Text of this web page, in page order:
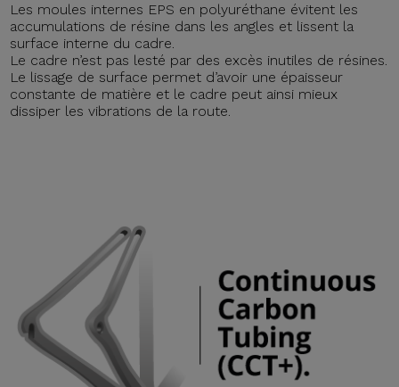
Les moules internes EPS en polyuréthane évitent les
accumulations de résine dans les angles et lissent la
surface interne du cadre.
Le cadre n’est pas lesté par des excès inutiles de résines.
Le lissage de surface permet d’avoir une épaisseur
constante de matière et le cadre peut ainsi mieux
dissiper les vibrations de la route.